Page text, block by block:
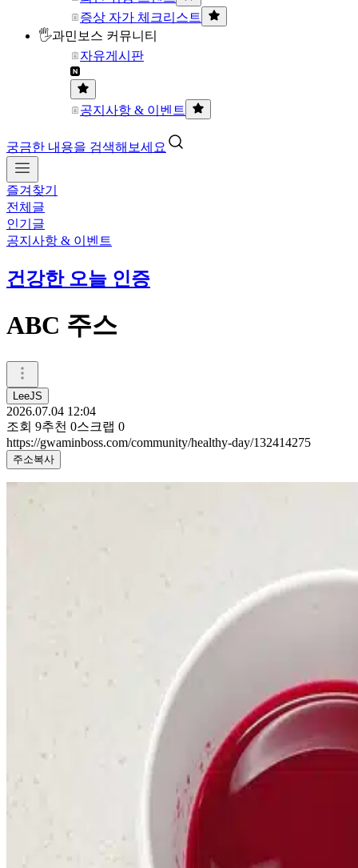
증상 자가 체크리스트
🖐과민보스 커뮤니티
자유게시판
공지사항 & 이벤트
궁금한 내용을 검색해보세요
즐겨찾기
전체글
인기글
공지사항 & 이벤트
건강한 오늘 인증
ABC 주스
LeeJS
2026.07.04 12:04
조회 9추천 0스크랩 0
https://gwaminboss.com/community/healthy-day/132414275
주소복사